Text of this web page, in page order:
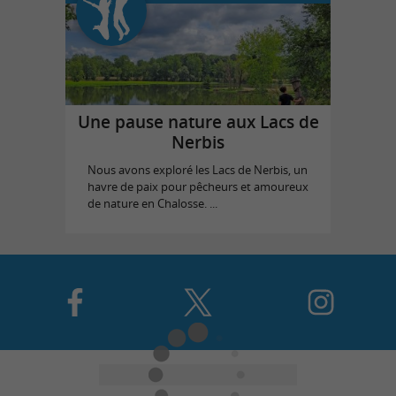
Une pause nature aux Lacs de
Nerbis
Nous avons exploré les Lacs de Nerbis, un
havre de paix pour pêcheurs et amoureux
de nature en Chalosse. ...